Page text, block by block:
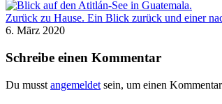
Zurück zu Hause. Ein Blick zurück und einer
6. März 2020
Schreibe einen Kommentar
Du musst angemeldet sein, um einen